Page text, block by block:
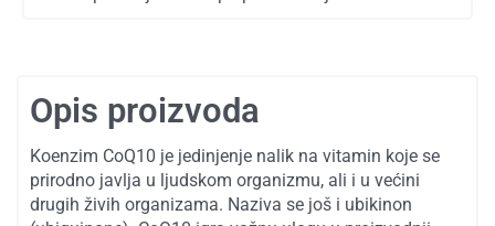
Opis proizvoda
Koenzim CoQ10 je jedinjenje nalik na vitamin koje se
prirodno javlja u ljudskom organizmu, ali i u većini
drugih živih organizama. Naziva se još i ubikinon